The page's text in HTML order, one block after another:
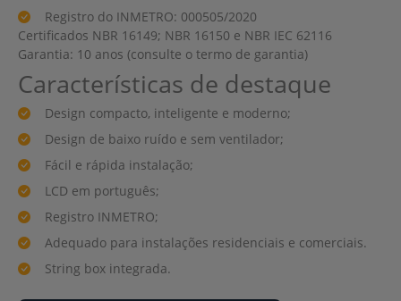
Registro do INMETRO: 000505/2020
Certificados NBR 16149; NBR 16150 e NBR IEC 62116
Garantia: 10 anos (consulte o termo de garantia)
Características de destaque
Design compacto, inteligente e moderno;
Design de baixo ruído e sem ventilador;
Fácil e rápida instalação;
LCD em português;
Registro INMETRO;
Adequado para instalações residenciais e comerciais.
String box integrada.